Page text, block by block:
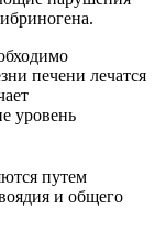
печени лечатся
уровень
путем
и общего